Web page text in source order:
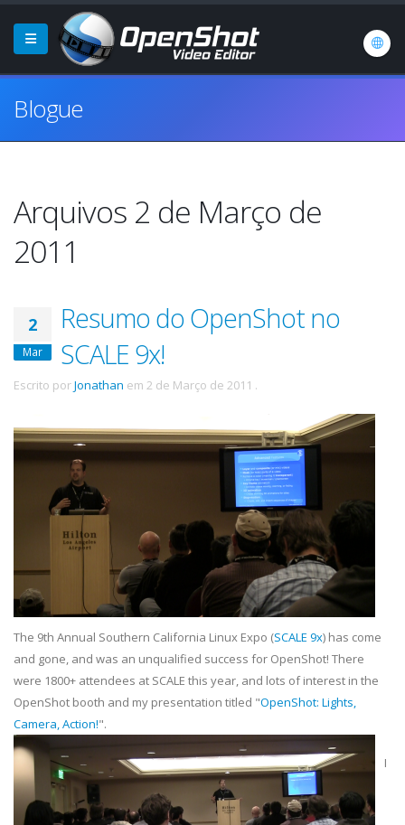
Blogue
Arquivos 2 de Março de
2011
2
Mar
Resumo do OpenShot no
SCALE 9x!
Escrito porJonathan em 2 de Março de 2011 .
The 9th Annual Southern California Linux Expo (SCALE 9x) has come
and gone, and was an unqualified success for OpenShot! There
were 1800+ attendees at SCALE this year, and lots of interest in the
OpenShot booth and my presentation titled "OpenShot: Lights,
Camera, Action!".
I